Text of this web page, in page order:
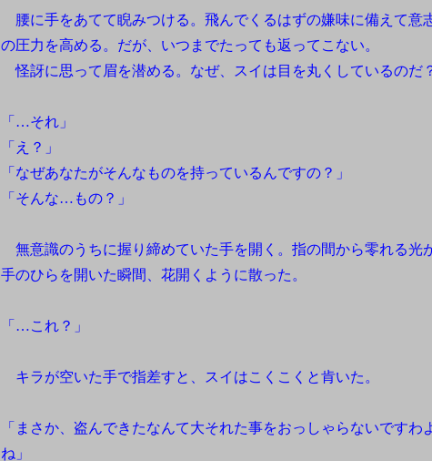
腰に手をあてて睨みつける。飛んでくるはずの嫌味に備えて意
の圧力を高める。だが、いつまでたっても返ってこない。
怪訝に思って眉を潜める。なぜ、スイは目を丸くしているのだ
「…それ」
「え？」
「なぜあなたがそんなものを持っているんですの？」
「そんな…もの？」
無意識のうちに握り締めていた手を開く。指の間から零れる光
手のひらを開いた瞬間、花開くように散った。
「…これ？」
キラが空いた手で指差すと、スイはこくこくと肯いた。
「まさか、盗んできたなんて大それた事をおっしゃらないですわ
ね」